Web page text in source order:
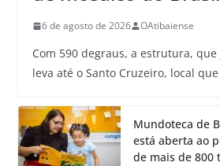
6 de agosto de 2026 OAtibaiense
Com 590 degraus, a estrutura,
leva até o Santo Cruzeiro, local
Mundoteca de
está aberta ao
de mais de 800